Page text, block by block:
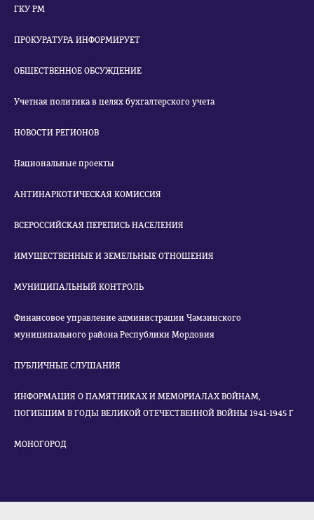
ГКУ РМ
ПРОКУРАТУРА ИНФОРМИРУЕТ
ОБЩЕСТВЕННОЕ ОБСУЖДЕНИЕ
Учетная политика в целях бухгалтерского учета
НОВОСТИ РЕГИОНОВ
Национальные проекты
АНТИНАРКОТИЧЕСКАЯ КОМИССИЯ
ВСЕРОССИЙСКАЯ ПЕРЕПИСЬ НАСЕЛЕНИЯ
ИМУЩЕСТВЕННЫЕ И ЗЕМЕЛЬНЫЕ ОТНОШЕНИЯ
МУНИЦИПАЛЬНЫЙ КОНТРОЛЬ
Финансовое управление администрации Чамзинского
муниципального района Республики Мордовия
ПУБЛИЧНЫЕ СЛУШАНИЯ
ИНФОРМАЦИЯ О ПАМЯТНИКАХ И МЕМОРИАЛАХ ВОЙНАМ,
ПОГИБШИМ В ГОДЫ ВЕЛИКОЙ ОТЕЧЕСТВЕННОЙ ВОЙНЫ 1941-1945 Г
МОНОГОРОД